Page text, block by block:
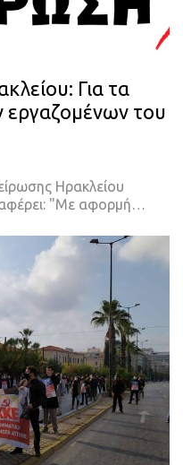
Για τα
εργαζομένων του
Ηρακλείου
"Με αφορμή